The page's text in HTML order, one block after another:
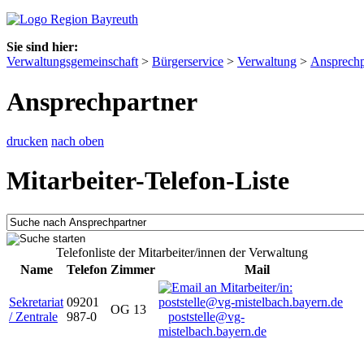
Sie sind hier:
Verwaltungsgemeinschaft > Bürgerservice > Verwaltung >
Ansprechpartner
drucken nach oben
Mitarbeiter-Telefon-Liste
Telefonliste der Mitarbeiter/innen der Verwaltung
Name
Telefon Zimmer Mail
Sekretariat
/ Zentrale
09201
987-0
OG 13
poststelle@vg-
mistelbach.bayern.de